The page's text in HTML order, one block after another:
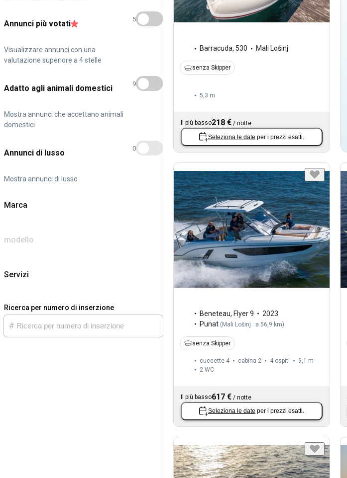
Annunci più votati
Visualizzare annunci con una
valutazione superiore a 4 stelle
5
Adatto agli animali domestici
Mostra annunci che accettano animali
domestici
9
Annunci di lusso
Mostra annunci di lusso
0
Marca
modello
Servizi
Ricerca per numero di inserzione
Barracuda, 530 Mali Lošinj
senza Skipper
5,3 m
Il più basso218 € / notte
Seleziona le date per i prezzi esatti.
Beneteau, Flyer 9
2023
Punat (Mali Lošinj : a 56,9 km)
senza Skipper
cuccette 4 cabina 2 4 ospiti
9,1 m
2 WC
Il più basso617 € / notte
Seleziona le date per i prezzi esatti.